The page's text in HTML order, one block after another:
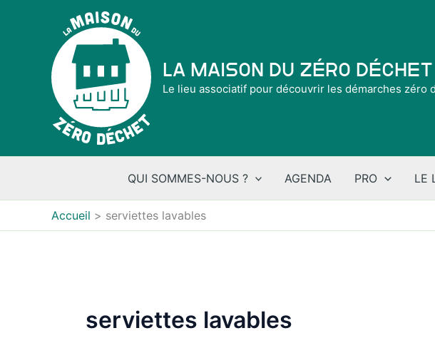
La Maison du Zéro Déchet
Le lieu associatif pour découvrir les démarches zéro
QUI SOMMES-NOUS ? AGENDA PRO LE
Accueil serviettes lavables
serviettes lavables